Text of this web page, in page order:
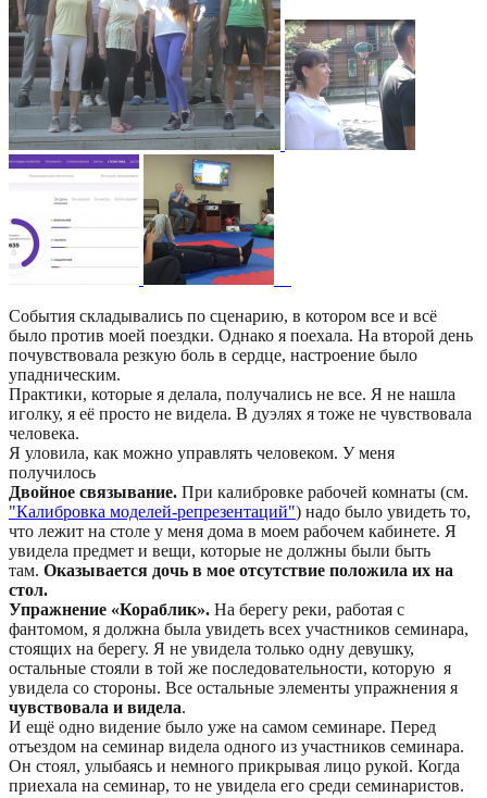
События складывались по сценарию, в котором все и всё
было против моей поездки. Однако я поехала. На второй день
почувствовала резкую боль в сердце, настроение было
упадническим.
Практики, которые я делала, получались не все. Я не нашла
иголку, я её просто не видела. В дуэлях я тоже не чувствовала
человека.
Я уловила, как можно управлять человеком. У меня
получилось
Двойное связывание. При калибровке рабочей комнаты (см.
"Калибровка моделей-репрезентаций") надо было увидеть то,
что лежит на столе у меня дома в моем рабочем кабинете. Я
увидела предмет и вещи, которые не должны были быть
там. Оказывается дочь в мое отсутствие положила их на
стол.
Упражнение «Кораблик». На берегу реки, работая с
фантомом, я должна была увидеть всех участников семинара,
стоящих на берегу. Я не увидела только одну девушку,
остальные стояли в той же последовательности, которую я
увидела со стороны. Все остальные элементы упражнения я
чувствовала и видела.
И ещё одно видение было уже на самом семинаре. Перед
отъездом на семинар видела одного из участников семинара.
Он стоял, улыбаясь и немного прикрывая лицо рукой. Когда
приехала на семинар, то не увидела его среди семинаристов.